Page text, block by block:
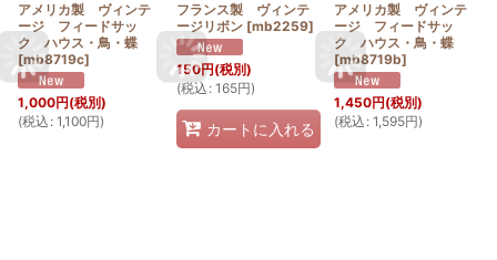
アメリカ製 ヴィンテ
ージ フィードサッ
ク ハウス・鳥・蝶
[mb8719c]
1,000円(税別)
(税込 : 1,100円)
フランス製 ヴィンテ
ージリボン [mb2259]
150円(税別)
(税込 : 165円)
カートに入れる
アメリカ製 ヴィンテ
ージ フィードサッ
ク ハウス・鳥・蝶
[mb8719b]
1,450円(税別)
(税込 : 1,595円)